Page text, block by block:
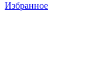
Избранное